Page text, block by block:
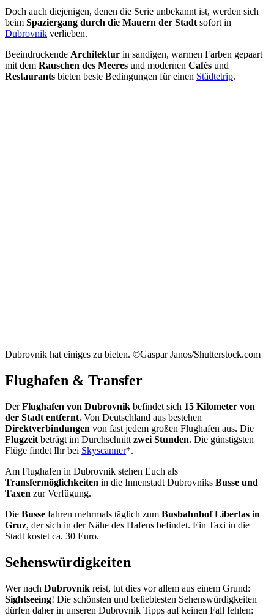
Doch auch diejenigen, denen die Serie unbekannt ist, werden sich
beim Spaziergang durch die Mauern der Stadt sofort in
Dubrovnik verlieben.
Beeindruckende Architektur in sandigen, warmen Farben gepaart
mit dem Rauschen des Meeres und modernen Cafés und
Restaurants bieten beste Bedingungen für einen Städtetrip.
Dubrovnik hat einiges zu bieten. ©Gaspar Janos/Shutterstock.com
Flughafen & Transfer
DerFlughafen von Dubrovnik befindet sich 15 Kilometer von
der Stadt entfernt. Von Deutschland aus bestehen
Direktverbindungen von fast jedem großen Flughafen aus. Die
Flugzeit beträgt im Durchschnitt zwei Stunden. Die günstigsten
Flüge findet Ihr bei Skyscanner*.
Am Flughafen in Dubrovnik stehen Euch als
Transfermöglichkeiten in die Innenstadt Dubrovniks Busse und
Taxen zur Verfügung.
Die Busse fahren mehrmals täglich zum Busbahnhof Libertas in
Gruz, der sich in der Nähe des Hafens befindet. Ein Taxi in die
Stadt kostet ca. 30 Euro.
Sehenswürdigkeiten
Wer nach Dubrovnik reist, tut dies vor allem aus einem Grund:
Sightseeing! Die schönsten und beliebtesten Sehenswürdigkeiten
dürfen daher in unseren Dubrovnik Tipps auf keinen Fall fehlen: